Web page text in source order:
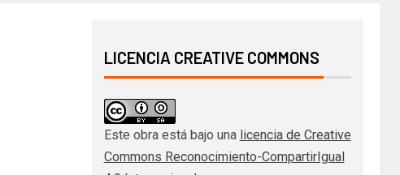
LICENCIA CREATIVE COMMONS
Este obra está bajo una licencia de Creative
Commons Reconocimiento-CompartirIgual